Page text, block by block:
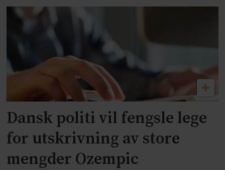
Dansk politi vil fengsle lege
for utskrivning av store
mengder Ozempic